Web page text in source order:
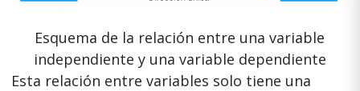
Esquema de la relación entre una variable
independiente y una variable dependiente
Esta relación entre variables solo tiene una